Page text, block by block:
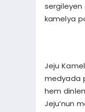
sergileyen
kamelya
Jeju
medyada
hem
Jeju’nun